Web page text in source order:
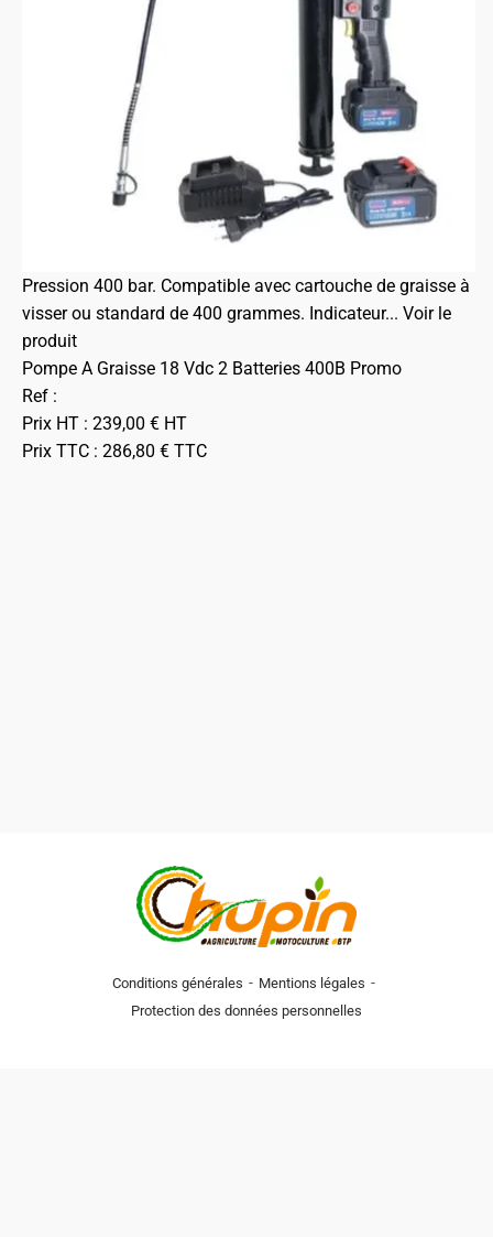
Pression 400 bar. Compatible avec cartouche de graisse à
visser ou standard de 400 grammes. Indicateur... Voir le
produit
Pompe A Graisse 18 Vdc 2 Batteries 400B Promo
Ref :
Prix HT : 239,00 € HT
Prix TTC : 286,80 € TTC
Conditions générales - Mentions légales -
Protection des données personnelles